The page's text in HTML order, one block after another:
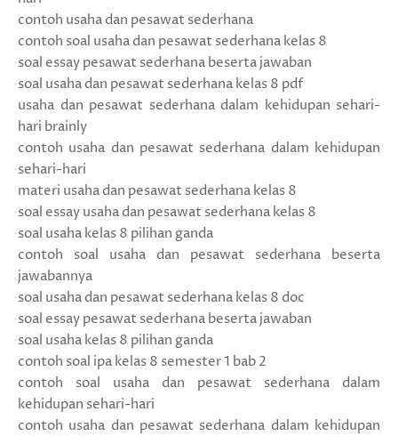
contoh usaha dan pesawat sederhana
contoh soal usaha dan pesawat sederhana kelas 8
soal essay pesawat sederhana beserta jawaban
soal usaha dan pesawat sederhana kelas 8 pdf
usaha dan pesawat sederhana dalam kehidupan sehari-
hari brainly
contoh usaha dan pesawat sederhana dalam kehidupan
sehari-hari
materi usaha dan pesawat sederhana kelas 8
soal essay usaha dan pesawat sederhana kelas 8
soal usaha kelas 8 pilihan ganda
contoh soal usaha dan pesawat sederhana beserta
jawabannya
soal usaha dan pesawat sederhana kelas 8 doc
soal essay pesawat sederhana beserta jawaban
soal usaha kelas 8 pilihan ganda
contoh soal ipa kelas 8 semester 1 bab 2
contoh soal usaha dan pesawat sederhana dalam
kehidupan sehari-hari
contoh usaha dan pesawat sederhana dalam kehidupan